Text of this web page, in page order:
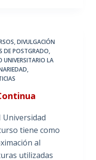
,DIVULGACIÓN
DE POSTGRADO,
UNIVERSITARIO LA
,
tiene como
al
utilizadas